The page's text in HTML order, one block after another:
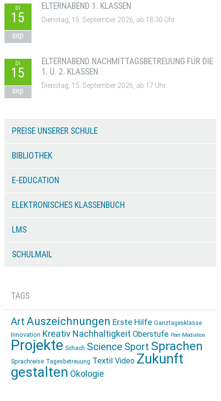
DI
15
sep
ELTERNABEND 1. KLASSEN
Dienstag, 15. September 2026, ab 18:30 Uhr
DI
15
sep
ELTERNABEND NACHMITTAGSBETREUUNG FÜR DIE
1. U. 2. KLASSEN
Dienstag, 15. September 2026, ab 17 Uhr
PREISE UNSERER SCHULE
BIBLIOTHEK
E-EDUCATION
ELEKTRONISCHES KLASSENBUCH
LMS
SCHULMAIL
TAGS
Art Auszeichnungen Erste Hilfe Ganztagesklasse
Innovation Kreativ Nachhaltigkeit Oberstufe Peer-Mediation
Projekte Schach Science Sport Sprachen
Sprachreise Tagesbetreuung Textil Video Zukunft
gestalten Ökologie